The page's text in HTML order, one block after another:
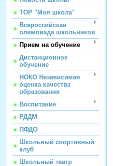
ТОР "Моя школа"
Всероссийская
олимпиада школьников
Прием на обучение
Дистанционное
обучение
НОКО Независимая
оценка качества
образования
Воспитание
РДДМ
ПФДО
Школьный спортивный
клуб
Школьный театр